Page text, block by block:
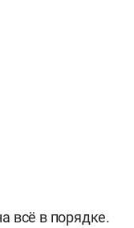
всё в порядке.